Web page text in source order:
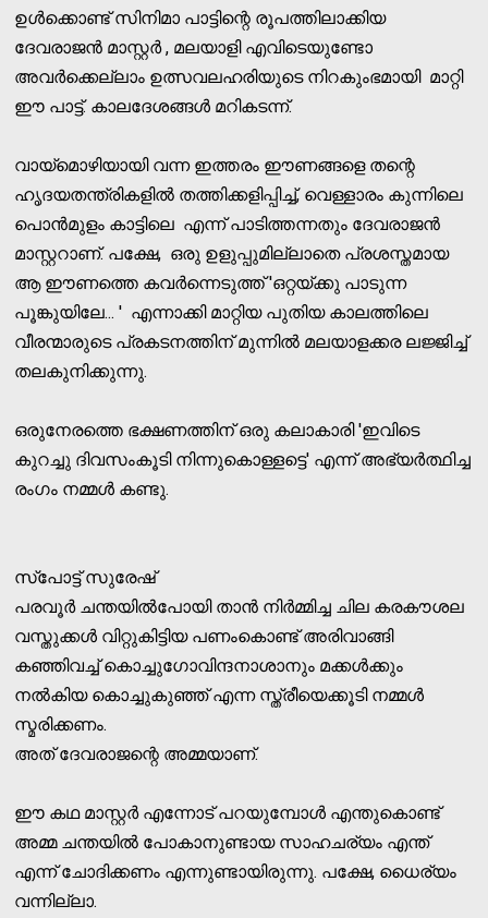
ഉള്‍ക്കൊണ്ട് സിനിമാ പാട്ടിന്റെ രൂപത്തിലാക്കിയ
ദേവരാജന്‍ മാസ്റ്റര്‍ , മലയാളി എവിടെയുണ്ടോ
അവര്‍ക്കെല്ലാം ഉത്സവലഹരിയുടെ നിറകുംഭമായി മാറ്റി
ഈ പാട്ട്. കാലദേശങ്ങള്‍ മറികടന്ന്.
വായ്‌മൊഴിയായി വന്ന ഇത്തരം ഈണങ്ങളെ തന്റെ
ഹൃദയതന്ത്രികളില്‍ തത്തിക്കളിപ്പിച്ച്, വെള്ളാരം കുന്നിലെ
പൊന്‍മുളം കാട്ടിലെ എന്ന് പാടിത്തന്നതും ദേവരാജന്‍
മാസ്റ്ററാണ്. പക്ഷേ, ഒരു ഉളുപ്പുമില്ലാതെ പ്രശസ്തമായ
ആ ഈണത്തെ കവര്‍ന്നെടുത്ത് 'ഒറ്റയ്ക്കു പാടുന്ന
പൂങ്കുയിലേ... ' എന്നാക്കി മാറ്റിയ പുതിയ കാലത്തിലെ
വീരന്മാരുടെ പ്രകടനത്തിന് മുന്നില്‍ മലയാളക്കര ലജ്ജിച്ച്
തലകുനിക്കുന്നു.
ഒരുനേരത്തെ ഭക്ഷണത്തിന് ഒരു കലാകാരി 'ഇവിടെ
കുറച്ചു ദിവസംകൂടി നിന്നുകൊള്ളട്ടെ' എന്ന് അഭ്യര്‍ത്ഥിച്ച
രംഗം നമ്മള്‍ കണ്ടു.
സ്‌പോട്ട് സുരേഷ്
പരവൂര്‍ ചന്തയില്‍പോയി താന്‍ നിര്‍മ്മിച്ച ചില കരകൗശല
വസ്തുക്കള്‍ വിറ്റുകിട്ടിയ പണംകൊണ്ട് അരിവാങ്ങി
കഞ്ഞിവച്ച് കൊച്ചുഗോവിന്ദനാശാനും മക്കള്‍ക്കും
നല്‍കിയ കൊച്ചുകുഞ്ഞ് എന്ന സ്ത്രീയെക്കൂടി നമ്മള്‍
സ്മരിക്കണം.
അത് ദേവരാജന്റെ അമ്മയാണ്.
ഈ കഥ മാസ്റ്റര്‍ എന്നോട് പറയുമ്പോള്‍ എന്തുകൊണ്ട്
അമ്മ ചന്തയില്‍ പോകാനുണ്ടായ സാഹചര്യം എന്ത്
എന്ന് ചോദിക്കണം എന്നുണ്ടായിരുന്നു. പക്ഷേ, ധൈര്യം
വന്നില്ലാ.